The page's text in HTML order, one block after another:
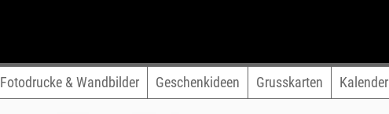
Fotodrucke & Wandbilder Geschenkideen Grusskarten Kalender